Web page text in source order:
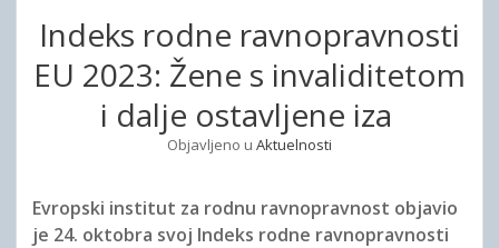
e
G
o
e
n
ORGANIZACIJA SLIJEPIH ZA NIKŠIĆ, ŠAVNIK I PLUŽINE
ORGANIZACIJA SLIJEPIH ZA PLJEVLJA I ŽABLJAK
ORGANIZACIJA SLIJEPIH ZA PODGORICU, DANILOVGRAD I
KOLAŠIN
Indeks rodne ravnopravnosti
EU 2023: Žene s invaliditetom
i dalje ostavljene iza
Objavljeno u Aktuelnosti
Evropski institut za rodnu ravnopravnost objavio
je 24. oktobra svoj Indeks rodne ravnopravnosti